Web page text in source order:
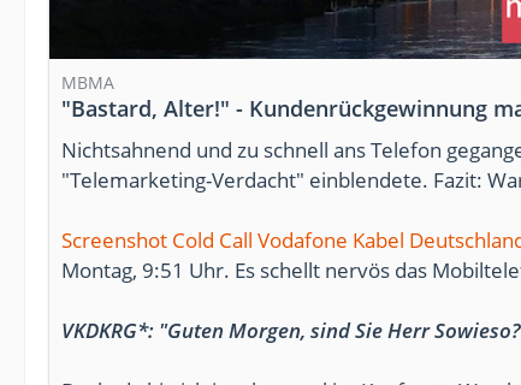
MBMA
"Bastard, Alter!" - Kundenrückgewinnung
Nichtsahnend und zu schnell ans Telefon
"Telemarketing-Verdacht" einblendete. Fazit:
Screenshot Cold Call Vodafone Kabel
Montag, 9:51 Uhr. Es schellt nervös das
VKDKRG*: "Guten Morgen, sind Sie Herr